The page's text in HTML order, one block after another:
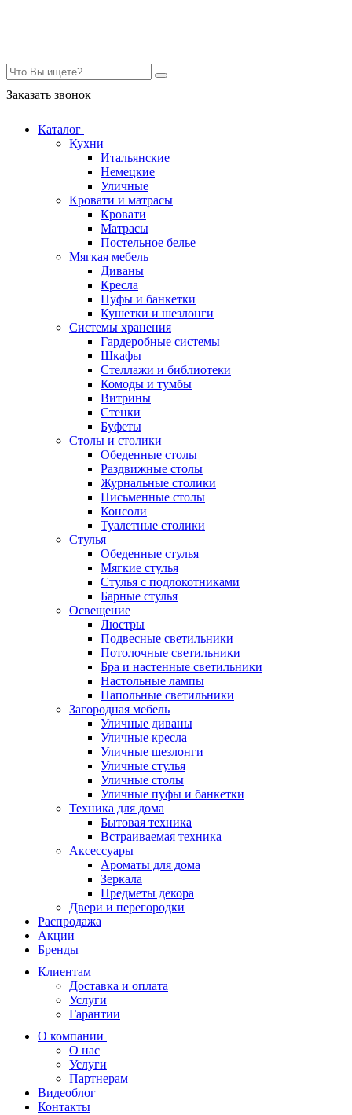
Заказать звонок
Каталог
Кухни
Итальянские
Немецкие
Уличные
Кровати и матрасы
Кровати
Матрасы
Постельное белье
Мягкая мебель
Диваны
Кресла
Пуфы и банкетки
Кушетки и шезлонги
Системы хранения
Гардеробные системы
Шкафы
Стеллажи и библиотеки
Комоды и тумбы
Витрины
Стенки
Буфеты
Столы и столики
Обеденные столы
Раздвижные столы
Журнальные столики
Письменные столы
Консоли
Туалетные столики
Стулья
Обеденные стулья
Мягкие стулья
Стулья с подлокотниками
Барные стулья
Освещение
Люстры
Подвесные светильники
Потолочные светильники
Бра и настенные светильники
Настольные лампы
Напольные светильники
Загородная мебель
Уличные диваны
Уличные кресла
Уличные шезлонги
Уличные стулья
Уличные столы
Уличные пуфы и банкетки
Техника для дома
Бытовая техника
Встраиваемая техника
Аксессуары
Ароматы для дома
Зеркала
Предметы декора
Двери и перегородки
Распродажа
Акции
Бренды
Клиентам
Доставка и оплата
Услуги
Гарантии
О компании
О нас
Услуги
Партнерам
Видеоблог
Контакты